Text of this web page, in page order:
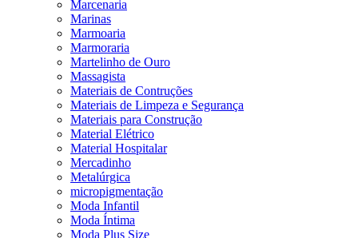
Marcenaria
Marinas
Marmoaria
Marmoraria
Martelinho de Ouro
Massagista
Materiais de Contruções
Materiais de Limpeza e Segurança
Materiais para Construção
Material Elétrico
Material Hospitalar
Mercadinho
Metalúrgica
micropigmentação
Moda Infantil
Moda Íntima
Moda Plus Size